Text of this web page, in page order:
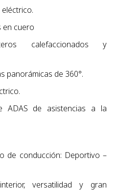
en cuero
calefaccionados y
panorámicas de 360°.
ADAS de asistencias a la
de conducción: Deportivo –
versatilidad y gran